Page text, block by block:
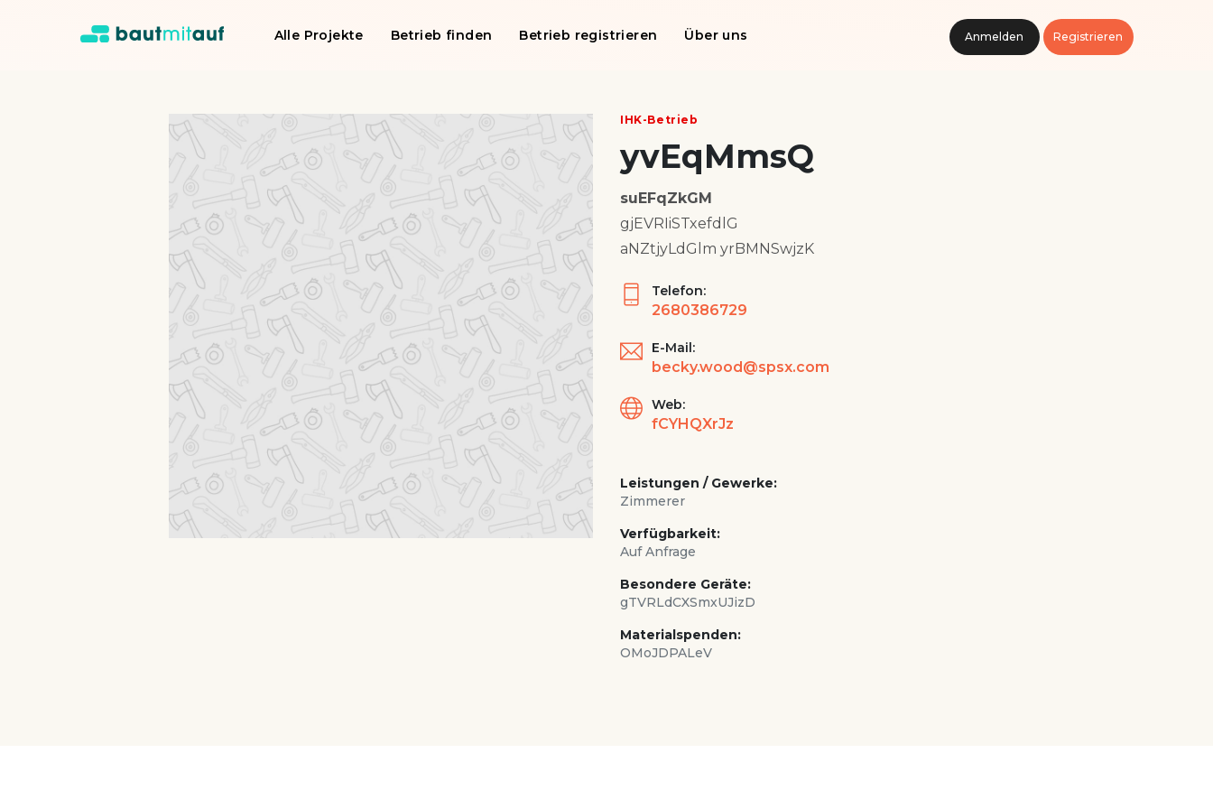
Alle Projekte Betrieb finden Betrieb registrieren Über uns Anmelden Registrieren
IHK-Betrieb
yvEqMmsQ
suEFqZkGM
gjEVRIiSTxefdlG
aNZtjyLdGlm yrBMNSwjzK
Telefon:
2680386729
E-Mail:
becky.wood@spsx.com
Web:
fCYHQXrJz
Leistungen / Gewerke:
Zimmerer
Verfügbarkeit:
Auf Anfrage
Besondere Geräte:
gTVRLdCXSmxUJizD
Materialspenden:
OMoJDPALeV